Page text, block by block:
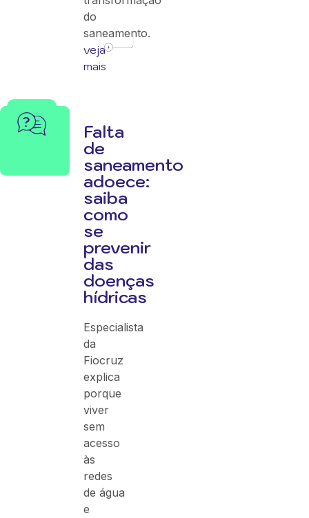
do
saneamento.
veja
mais
Falta
de
saneamento
adoece:
saiba
como
se
prevenir
das
doenças
hídricas
Especialista
da
Fiocruz
explica
porque
viver
sem
acesso
às
redes
de água
e